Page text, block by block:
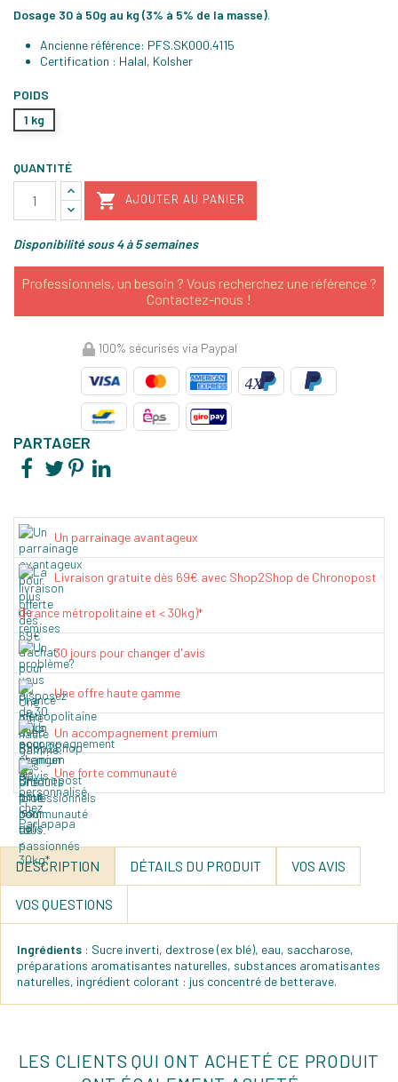
Dosage 30 à 50g au kg (3% à 5% de la masse).
Ancienne référence: PFS.SK000.4115
Certification : Halal, Kolsher
POIDS
1 kg
QUANTITÉ
 AJOUTER AU PANIER
Disponibilité sous 4 à 5 semaines
Professionnels, un besoin ? Vous recherchez une référence ?
Contactez-nous !
100% sécurisés via Paypal
PARTAGER
Un parrainage avantageux
Livraison gratuite dès 69€ avec Shop2Shop de Chronopost
(France métropolitaine et < 30kg)*
30 jours pour changer d'avis
Une offre haute gamme
Un accompagnement premium
Une forte communauté
DESCRIPTION DÉTAILS DU PRODUIT VOS AVIS
VOS QUESTIONS
Ingrédients : Sucre inverti, dextrose (ex blé), eau, saccharose,
préparations aromatisantes naturelles, substances aromatisantes
naturelles, ingrédient colorant : jus concentré de betterave.
LES CLIENTS QUI ONT ACHETÉ CE PRODUIT